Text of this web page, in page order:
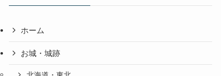
ホーム
お城・城跡